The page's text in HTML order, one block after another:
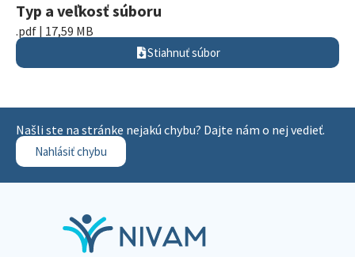
Typ a veľkosť súboru
.pdf | 17,59 MB
Stiahnuť súbor
Našli ste na stránke nejakú chybu? Dajte nám o nej vedieť.
Nahlásiť chybu